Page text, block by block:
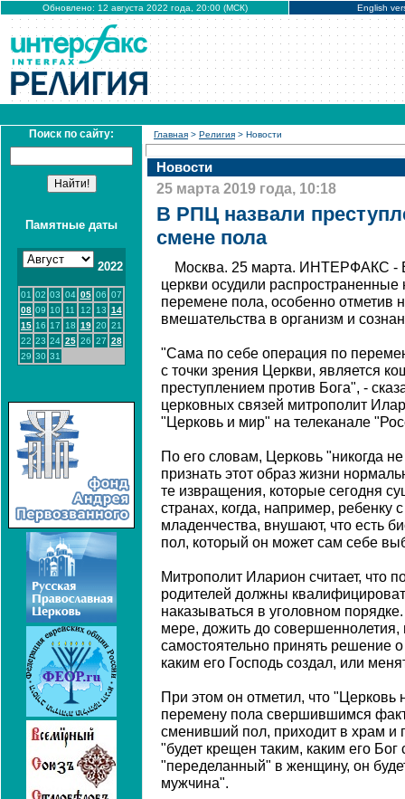
Обновлено: 12 августа 2022 года, 20:00 (МСК) English
Поиск по сайту:
Памятные даты
2022
01 02 03 04 05 06 07
08 09 10 11 12 13 14
15 16 17 18 19 20 21
22 23 24 25 26 27 28
29 30 31
Главная > Религия > Новости
Новости
25 марта 2019 года, 10:18
В РПЦ назвали
смене пола
Москва. 25 марта. ИНТЕРФАКС -
церкви осудили
перемене пола, особенно отметив
вмешательства в организм и
"Сама по себе операция по
с точки зрения Церкви, является
преступлением против Бога", -
церковных связей митрополит
"Церковь и мир" на телеканале
По его словам, Церковь "никогда
признать этот образ жизни
те извращения, которые сегодня
странах, когда, например, ребенку
младенчества, внушают, что есть
пол, который он может сам себе
Митрополит Иларион считает, что
родителей должны
наказываться в уголовном
мере, дожить до
самостоятельно принять решение
каким его Господь создал, или
При этом он отметил, что "Церковь
перемену пола свершившимся
сменивший пол, приходит в храм и
"будет крещен таким, каким его
"переделанный" в женщину, он
мужчина".